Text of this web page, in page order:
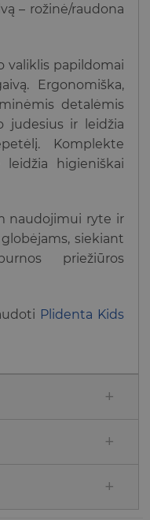
– rožinė/raudona
valiklis papildomai
Ergonomiška,
detalėmis
judesius ir leidžia
Komplekte
higieniškai
naudojimui ryte ir
siekiant
priežiūros
Plidenta Kids